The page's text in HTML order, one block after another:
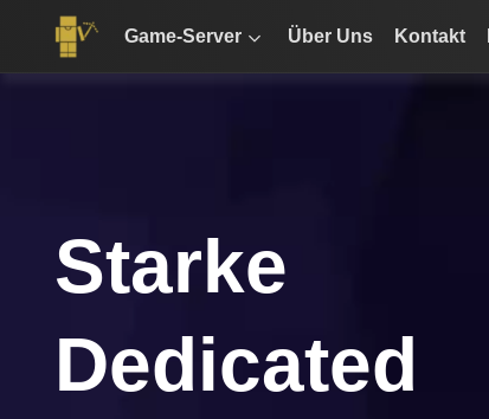
Game-Server Über Uns Kontakt
Starke
Dedicated